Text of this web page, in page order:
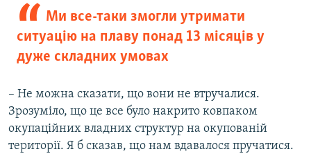
Ми все-таки змогли утримати
ситуацію на плаву понад 13 місяців у
дуже складних умовах
– Не можна сказати, що вони не втручалися.
Зрозуміло, що це все було накрито ковпаком
окупаційних владних структур на окупованій
території. Я б сказав, що нам вдавалося пручатися.